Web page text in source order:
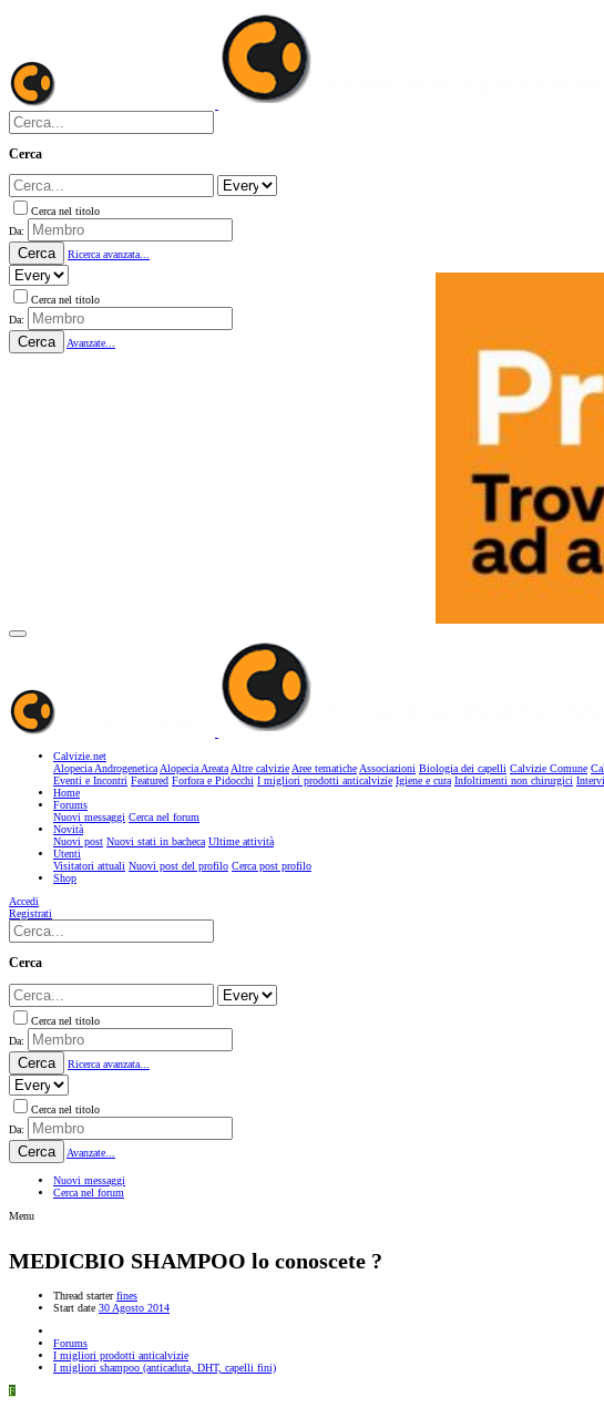
Cerca
Cerca nel titolo
Da:
Cerca Ricerca avanzata...
Cerca nel titolo
Da:
Cerca Avanzate...
Calvizie.net
Alopecia AndrogeneticaAlopecia AreataAltre calvizieAree tematicheAssociazioni Biologia dei capelli Calvizie Comune
Eventi e Incontri Featured Forfora e Pidocchi I migliori prodotti anticalvizie Igiene e cura Infoltimenti non chirurgici
Home
Forums
Nuovi messaggi Cerca nel forum
Novità
Nuovi post Nuovi stati in bacheca Ultime attività
Utenti
Visitatori attuali Nuovi post del profilo Cerca post profilo
Shop
Accedi
Registrati
Cerca
Cerca nel titolo
Da:
Cerca Ricerca avanzata...
Cerca nel titolo
Da:
Cerca Avanzate...
Nuovi messaggi
Cerca nel forum
Menu
MEDICBIO SHAMPOO lo conoscete ?
Thread starter fines
Start date 30 Agosto 2014
Forums
I migliori prodotti anticalvizie
I migliori shampoo (anticaduta, DHT, capelli fini)
F